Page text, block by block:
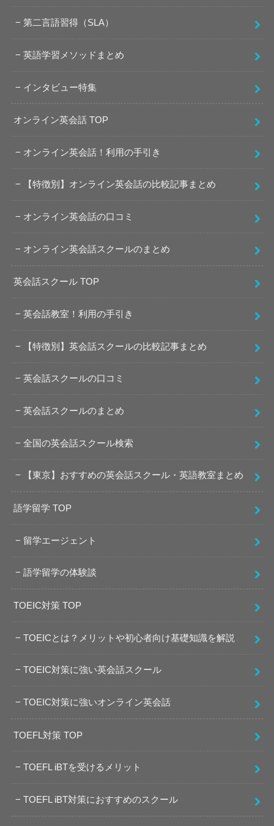
第二言語習得（SLA）
英語学習メソッドまとめ
インタビュー特集
オンライン英会話 TOP
オンライン英会話！利用の手引き
【特徴別】オンライン英会話の比較記事まとめ
オンライン英会話の口コミ
オンライン英会話スクールのまとめ
英会話スクール TOP
英会話教室！利用の手引き
【特徴別】英会話スクールの比較記事まとめ
英会話スクールの口コミ
英会話スクールのまとめ
全国の英会話スクール検索
【東京】おすすめの英会話スクール・英語教室まとめ
語学留学 TOP
留学エージェント
語学留学の体験談
TOEIC対策 TOP
TOEICとは？メリットや初心者向け基礎知識を解説
TOEIC対策に強い英会話スクール
TOEIC対策に強いオンライン英会話
TOEFL対策 TOP
TOEFL iBTを受けるメリット
TOEFL iBT対策におすすめのスクール